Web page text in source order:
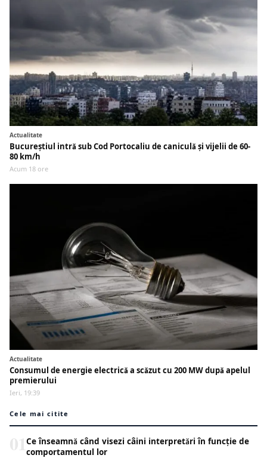
Actualitate
Bucureștiul intră sub Cod Portocaliu de caniculă și vijelii de 60-
80 km/h
Acum 18 ore
Actualitate
Consumul de energie electrică a scăzut cu 200 MW după apelul
premierului
Ieri, 19:39
Cele mai citite
Ce înseamnă când visezi câini interpretări în funcție de
comportamentul lor